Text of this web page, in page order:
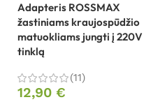
Adapteris ROSSMAX
žastiniams kraujospūdžio
matuokliams jungti į 220V
tinklą
(11)
12,90 €